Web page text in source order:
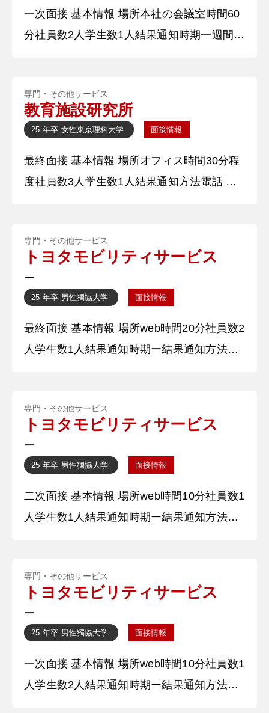
す。本日はよろしくお願いいたします。
一次面接 基本情報 場所本社の会議室時間60
分社員数2人学生数1人結果通知時期一週間以
な自己紹介）をお願いします。 〇〇大学〇
〇学部〇〇学科4年の〇〇と申します。大学
では〇〇に3年間所属しており、アルバイト
ではファストフード店で3年間トレーナーと
して働いております。本日はよろしくお願い
専門・その他サービス
教育施設研究所
25 年卒 女性東京理科大学 面接情報
最終面接 基本情報 場所オフィス時間30分程
度社員数3人学生数1人結果通知方法電話 質
〇〇と申します。私は大学時代アルバイトで
予備校のチューターとして働き、入学する生
徒数を増加させることに尽力しました。本日
はよろしくお願いいたします。 ②履歴書に
は予備校のチューターとして働いてい
専門・その他サービス
トヨタモビリティサービス
ー
25 年卒 男性獨協大学 面接情報
最終面接 基本情報 場所web時間20分社員数2
人学生数1人結果通知時期ー結果通知方法電
す。私は中学から高校時代、国際交流に特に
力を入れてきました。中学時には青少年赤十
字の〇〇代表として海外に行った経験から、
英語や国際交流について興味を持ちました。
高校は外国語科のある高校に進学し、国際
専門・その他サービス
トヨタモビリティサービス
ー
25 年卒 男性獨協大学 面接情報
二次面接 基本情報 場所web時間10分社員数1
人学生数1人結果通知時期ー結果通知方法
です。私は中学から高校時代、国際交流に特
に力を入れてきました。中学時には青少年赤
十字の〇〇代表として海外に行った経験か
ら、英語や国際交流について興味を持ちまし
た。高校は外国語科のある高校に進学し、国
専門・その他サービス
トヨタモビリティサービス
ー
25 年卒 男性獨協大学 面接情報
一次面接 基本情報 場所web時間10分社員数1
人学生数2人結果通知時期ー結果通知方法